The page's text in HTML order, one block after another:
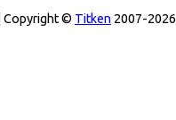
| Copyright © Titken2007-2026